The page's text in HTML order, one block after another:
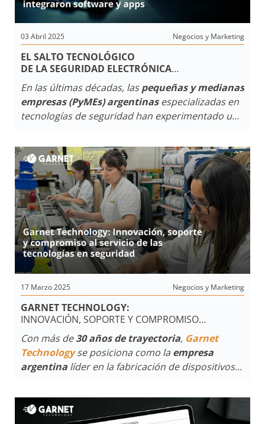
03 Abril 2025 Negocios y Marketing
EL SALTO TECNOLÓGICO
DE LA SEGURIDAD ELECTRÓNICA
Y CÓMO LAS PYMES ARGENTINAS INTEGRARON
SOFTWARE Y APPS
En las últimas décadas, laspequeñas y medianas
empresas (PyMEs) argentinasespecializadas en
tecnologías de seguridad han experimentado una
industriase centraba en laelectrónica
tradicional, con dispositivos que operaban de
manera independiente y sin integración digital.
Hoy en día, la convergencia entrehardware
softwareha dado lugar a soluciones integrales
que combinan dispositivos físicos con
aplicaciones inteligentes, permitiendo una
gestión más eficiente y personalizada de la
seguridad.
17 Marzo 2025 Negocios y Marketing
GARNET TECHNOLOGY:
INNOVACIÓN, SOPORTE Y COMPROMISO
AL SERVICIO DE LAS TECNOLOGÍAS EN SEGURIDAD
Con más de30 años de trayectoria, Garnet
Technologyse posiciona como la empresa
argentina líder en la fabricación de dispositivos
provincia deBuenos Aires, la compañía proyecta
su visión al mundo, ofreciendo productos de alta